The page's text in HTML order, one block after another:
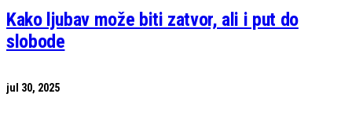
Kako ljubav može biti zatvor, ali i put do
slobode
jul 30, 2025